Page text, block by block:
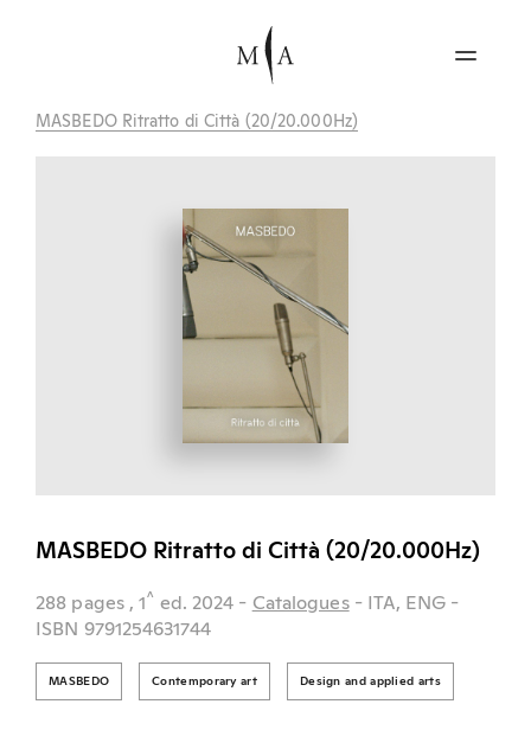
MASBEDO Ritratto di Città (20/20.000Hz)
MASBEDO Ritratto di Città (20/20.000Hz)
288 pages , 1^ ed. 2024 - Catalogues - ITA, ENG -
ISBN 9791254631744
MASBEDO Contemporary art Design and applied arts